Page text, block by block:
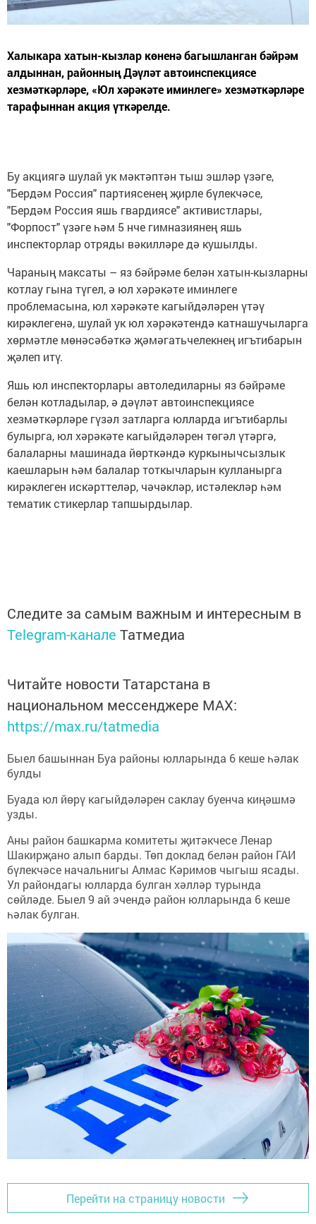
Халыкара хатын-кызлар көненә багышланган бәйрәм
алдыннан, районның Дәүләт автоинспекциясе
хезмәткәрләре, «Юл хәрәкәте иминлеге» хезмәткәрләре
тарафыннан акция үткәрелде.
Бу акциягә шулай ук мәктәптән тыш эшләр үзәге,
"Бердәм Россия" партиясенең җирле бүлекчәсе,
"Бердәм Россия яшь гвардиясе" активистлары,
"Форпост" үзәге һәм 5 нче гимназиянең яшь
инспекторлар отряды вәкилләре дә кушылды.
Чараның максаты – яз бәйрәме белән хатын-кызларны
котлау гына түгел, ә юл хәрәкәте иминлеге
проблемасына, юл хәрәкәте кагыйдәләрен үтәү
кирәклегенә, шулай ук юл хәрәкәтендә катнашучыларга
хөрмәтле мөнәсәбәткә җәмәгатьчелекнең игътибарын
җәлеп итү.
Яшь юл инспекторлары автоледиларны яз бәйрәме
белән котладылар, ә дәүләт автоинспекциясе
хезмәткәрләре гүзәл затларга юлларда игътибарлы
булырга, юл хәрәкәте кагыйдәләрен төгәл үтәргә,
балаларны машинада йөрткәндә куркынычсызлык
каешларын һәм балалар тоткычларын кулланырга
кирәклеген искәрттеләр, чәчәкләр, истәлекләр һәм
тематик стикерлар тапшырдылар.
Следите за самым важным и интересным в
Telegram-канале Татмедиа
Читайте новости Татарстана в
национальном мессенджере MАХ:
https://max.ru/tatmedia
Быел башыннан Буа районы юлларында 6 кеше һәлак
булды
Буада юл йөрү кагыйдәләрен саклау буенча киңәшмә
узды.
Аны район башкарма комитеты җитәкчесе Ленар
Шакирҗано алып барды. Төп доклад белән район ГАИ
бүлекчәсе начальнигы Алмас Кәримов чыгыш ясады.
Ул райондагы юлларда булган хәлләр турында
сөйләде. Быел 9 ай эчендә район юлларында 6 кеше
һәлак булган.
Перейти на страницу новости